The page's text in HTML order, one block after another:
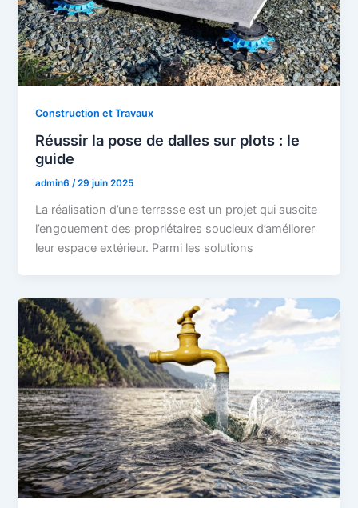
Construction et Travaux
Réussir la pose de dalles sur plots : le
guide
admin6/29 juin 2025
La réalisation d’une terrasse est un projet qui suscite
l’engouement des propriétaires soucieux d’améliorer
leur espace extérieur. Parmi les solutions